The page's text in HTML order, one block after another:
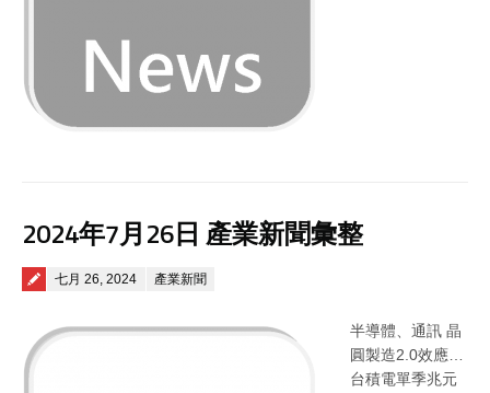
2024年7月26日 產業新聞彙整
Posted on
七月 26, 2024 產業新聞
半導體、通訊 晶
圓製造2.0效應…
台積電單季兆元